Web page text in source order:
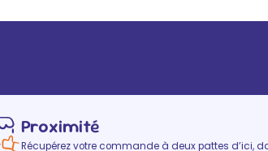
Proximité
Récupérez votre commande à deux pattes d’ici,